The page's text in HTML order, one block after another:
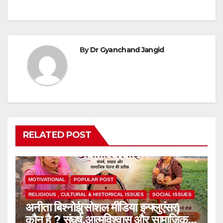
ByDr Gyanchand Jangid
RELATED POST
MOTIVATIONAL POPULAR POST
RELIGIOUS , CULTURAL & HISTORICAL ISSUES SOCIAL ISSUES
अनीता बिश्नोई(सोशल मीडिया इन्फ्लुएंसर)
कौन है ? संघर्ष,आत्मविश्वास और सामाजिक